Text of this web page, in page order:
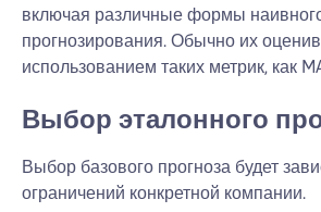
включая различные формы
прогнозирования. Обычно их
использованием таких метрик, как
Выбор эталонного
Выбор базового прогноза будет
ограничений конкретной компании.